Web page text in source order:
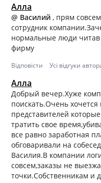
Алла
@ Василий, прям
сотрудник
нормальные люди
фирму
Відповісти Усі відгуки
Алла
Добрый вечер.Хуже
поискать.Очень
представителей
тратить свое
все равно заработная
обговаривали на
Василия.В компании
совсем,заказы не
точки.Собственникам и